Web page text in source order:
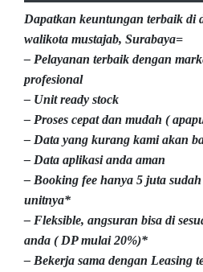
Dapatkan keuntungan terbaik di
walikota mustajab, Surabaya=
– Pelayanan terbaik dengan
profesional
– Unit ready stock
– Proses cepat dan mudah (
– Data yang kurang kami akan
– Data aplikasi anda aman
– Booking fee hanya 5 juta
unitnya*
– Fleksible, angsuran bisa di
anda ( DP mulai 20%)*
– Bekerja sama dengan Leasing